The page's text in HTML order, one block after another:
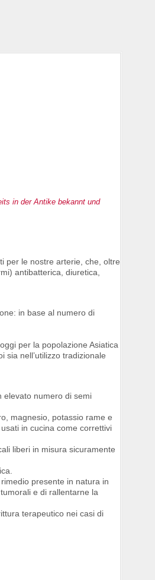
in der Antike bekannt und
per le nostre arterie, che, oltre
antibatterica, diuretica,
in base al numero di
per la popolazione Asiatica
sia nell’utilizzo tradizionale
elevato numero di semi
magnesio, potassio rame e
in cucina come correttivi
liberi in misura sicuramente
presente in natura in
e di rallentarne la
terapeutico nei casi di